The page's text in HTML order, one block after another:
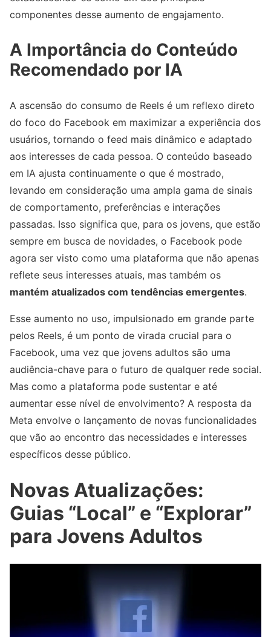
componentes desse aumento de engajamento.
A Importância do Conteúdo
Recomendado por IA
A ascensão do consumo de Reels é um reflexo direto
do foco do Facebook em maximizar a experiência dos
usuários, tornando o feed mais dinâmico e adaptado
aos interesses de cada pessoa. O conteúdo baseado
em IA ajusta continuamente o que é mostrado,
levando em consideração uma ampla gama de sinais
de comportamento, preferências e interações
passadas. Isso significa que, para os jovens, que estão
sempre em busca de novidades, o Facebook pode
agora ser visto como uma plataforma que não apenas
reflete seus interesses atuais, mas também os
mantém atualizados com tendências emergentes.
Esse aumento no uso, impulsionado em grande parte
pelos Reels, é um ponto de virada crucial para o
Facebook, uma vez que jovens adultos são uma
audiência-chave para o futuro de qualquer rede social.
Mas como a plataforma pode sustentar e até
aumentar esse nível de envolvimento? A resposta da
Meta envolve o lançamento de novas funcionalidades
que vão ao encontro das necessidades e interesses
específicos desse público.
Novas Atualizações:
Guias “Local” e “Explorar”
para Jovens Adultos